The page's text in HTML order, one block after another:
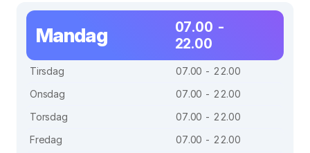
Mandag
07.00 -
22.00
Tirsdag
07.00 - 22.00
Onsdag
07.00 - 22.00
Torsdag
07.00 - 22.00
Fredag
07.00 - 22.00